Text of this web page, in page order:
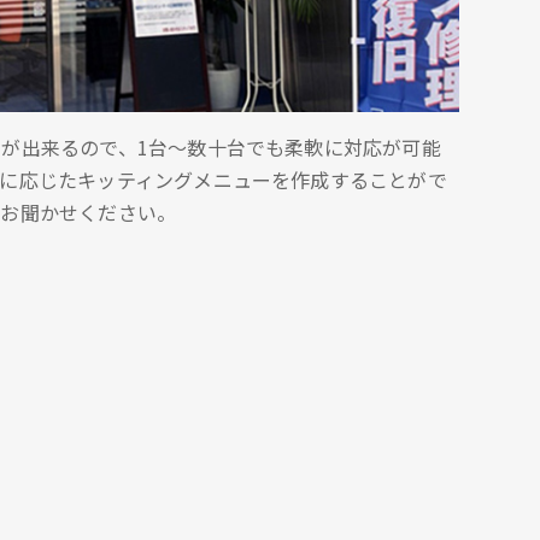
出来るので、1台～数十台でも柔軟に対応が可能
応じたキッティングメニューを作成することがで
聞かせください。